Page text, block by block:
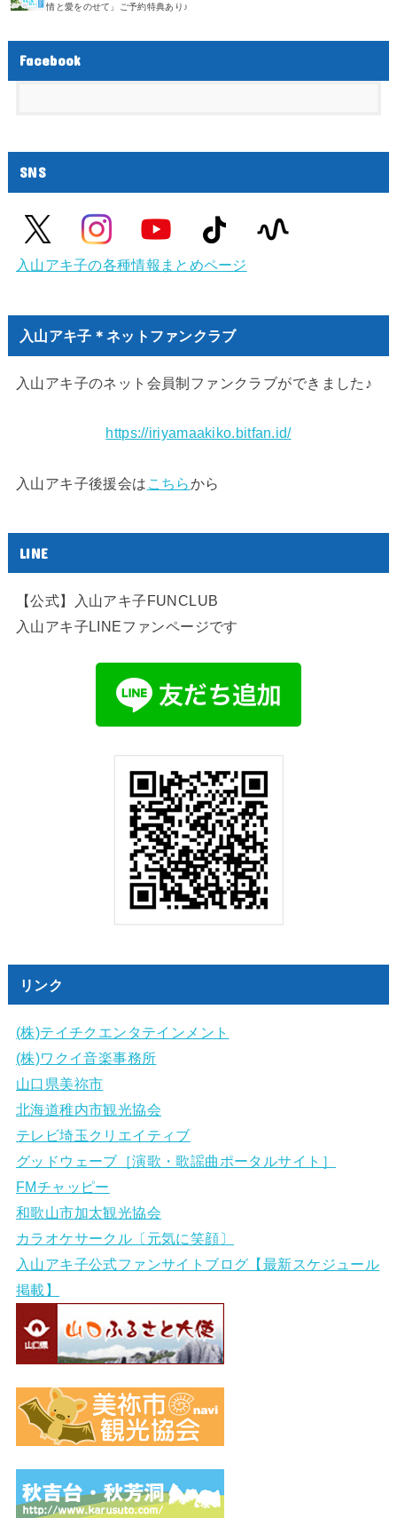
情と愛をのせて」ご予約特典あり♪
Facebook
SNS
入山アキ子の各種情報まとめページ
入山アキ子＊ネットファンクラブ
入山アキ子のネット会員制ファンクラブができました♪
https://iriyamaakiko.bitfan.id/
入山アキ子後援会は こちらから
LINE
【公式】入山アキ子FUNCLUB
入山アキ子LINEファンページです
リンク
(株)テイチクエンタテインメント
(株)ワクイ音楽事務所
山口県美祢市
北海道稚内市観光協会
テレビ埼玉クリエイティブ
グッドウェーブ［演歌・歌謡曲ポータルサイト］
FMチャッピー
和歌山市加太観光協会
カラオケサークル〔元気に笑顔〕
入山アキ子公式ファンサイトブログ【最新スケジュール
掲載】